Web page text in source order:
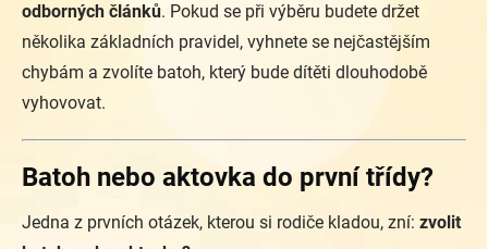
odborných článků. Pokud se při výběru budete držet
několika základních pravidel, vyhnete se nejčastějším
chybám a zvolíte batoh, který bude dítěti dlouhodobě
vyhovovat.
Batoh nebo aktovka do první třídy?
Jedna z prvních otázek, kterou si rodiče kladou, zní: zvolit